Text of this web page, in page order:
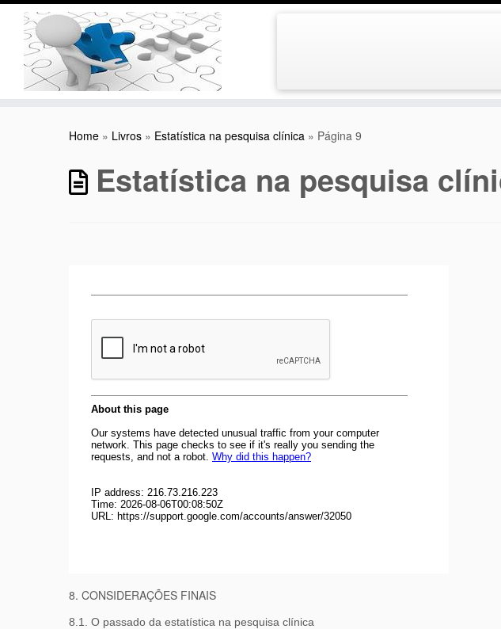
Home » Livros » Estatística na pesquisa clínica » Página 9
Estatística na pesquisa
8. CONSIDERAÇÕES FINAIS
8.1. O passado da estatística na pesquisa clínica